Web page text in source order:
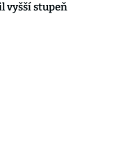
vyšší stupeň